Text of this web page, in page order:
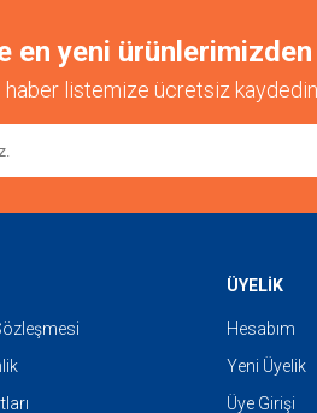
en yeni
listemize ücretsiz
ÜYELİK
Hesabım
Yeni Üyelik
Üye Girişi